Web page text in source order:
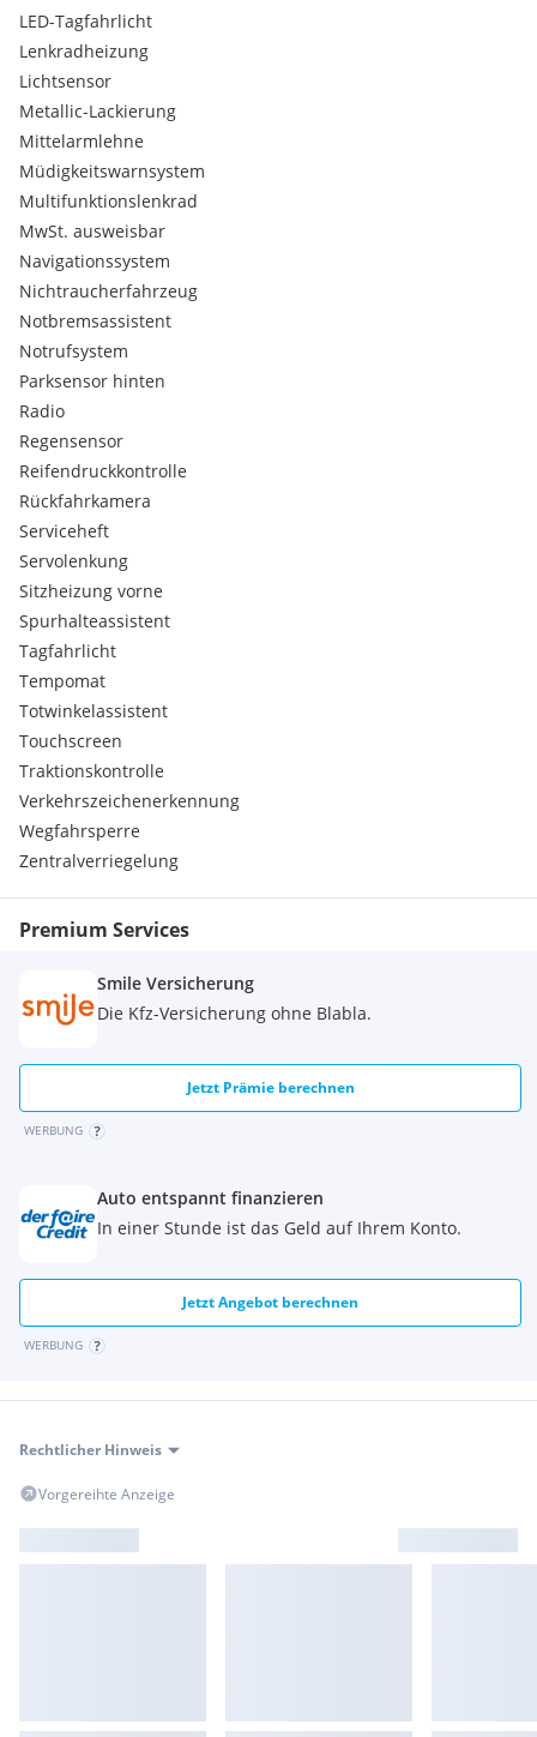
LED-Tagfahrlicht
Lenkradheizung
Lichtsensor
Metallic-Lackierung
Mittelarmlehne
Müdigkeitswarnsystem
Multifunktionslenkrad
MwSt. ausweisbar
Navigationssystem
Nichtraucherfahrzeug
Notbremsassistent
Notrufsystem
Parksensor hinten
Radio
Regensensor
Reifendruckkontrolle
Rückfahrkamera
Serviceheft
Servolenkung
Sitzheizung vorne
Spurhalteassistent
Tagfahrlicht
Tempomat
Totwinkelassistent
Touchscreen
Traktionskontrolle
Verkehrszeichenerkennung
Wegfahrsperre
Zentralverriegelung
Premium Services
Smile Versicherung
Die Kfz-Versicherung ohne Blabla.
Jetzt Prämie berechnen
WERBUNG
Auto entspannt finanzieren
In einer Stunde ist das Geld auf Ihrem Konto.
Jetzt Angebot berechnen
WERBUNG
Rechtlicher Hinweis
Vorgereihte Anzeige